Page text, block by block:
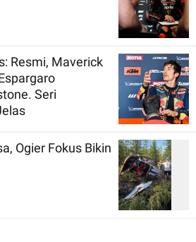
Resmi, Maverick
Seri
Ogier Fokus Bikin